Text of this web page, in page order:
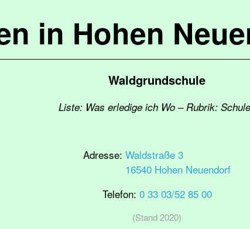
in Hohen
Waldgrundschule
Liste: Was erledige ich Wo – Rubrik:
Adresse: Waldstraße 3
16540 Hohen Neuendorf
Telefon: 0 33 03/52 85 00
(Stand 2020)